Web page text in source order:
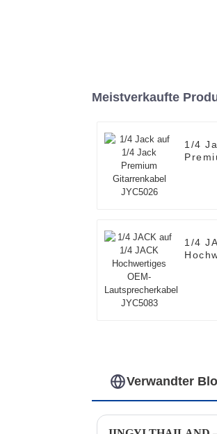
Meistverkaufte
1/4
1/4
Verwandter